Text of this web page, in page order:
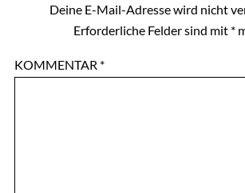
Deine E-Mail-Adresse wird nicht
Erforderliche Felder sind mit *
KOMMENTAR *